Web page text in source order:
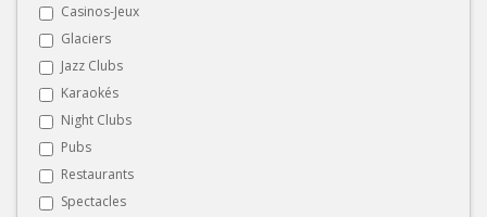
Casinos-Jeux
Glaciers
Jazz Clubs
Karaokés
Night Clubs
Pubs
Restaurants
Spectacles